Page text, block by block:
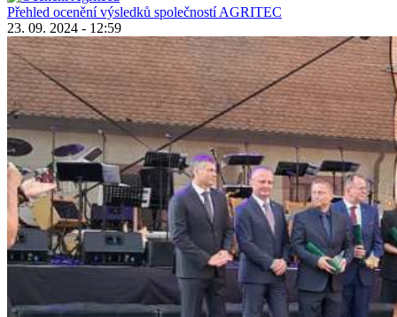
Přehled ocenění výsledků společností AGRITEC
23. 09. 2024 - 12:59